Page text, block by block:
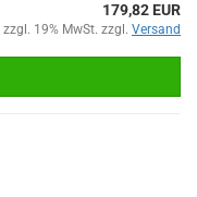
179,82 EUR
zzgl. 19% MwSt. zzgl. Versand